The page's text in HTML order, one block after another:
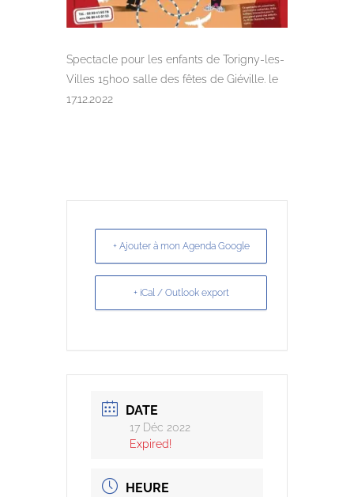
Spectacle pour les enfants de Torigny-les-
Villes 15h00 salle des fêtes de Giéville. le
17.12.2022
+ Ajouter à mon Agenda Google
+ iCal / Outlook export
DATE
17 Déc 2022
Expired!
HEURE